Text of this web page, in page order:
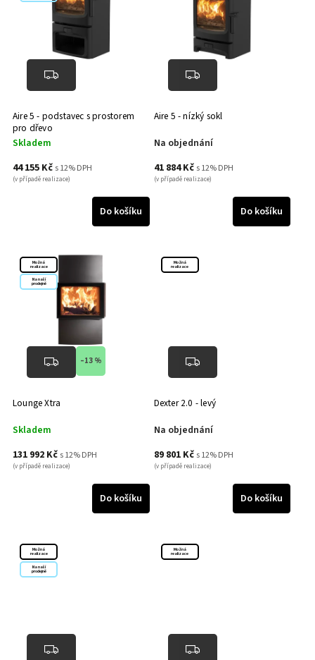
Aire 5 - podstavec s prostorem
pro dřevo
Skladem
44 155 Kč s 12% DPH
(v případě realizace)
Do košíku
Aire 5 - nízký sokl
Na objednání
41 884 Kč s 12% DPH
(v případě realizace)
Do košíku
Možná
realizace
Na naší
prodejně
–13 %
Lounge Xtra
Skladem
131 992 Kč s 12% DPH
(v případě realizace)
Do košíku
Možná
realizace
Dexter 2.0 - levý
Na objednání
89 801 Kč s 12% DPH
(v případě realizace)
Do košíku
Možná
realizace
Na naší
prodejně
Možná
realizace